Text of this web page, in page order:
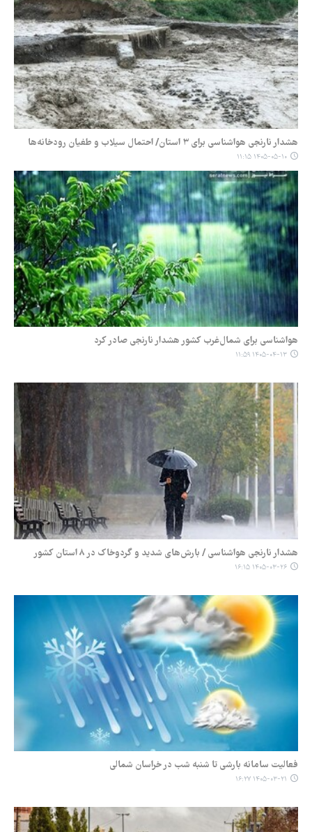
هشدار نارنجی هواشناسی برای ۳ استان/ احتمال سیلاب و طغیان رودخانه‌ها
۱۴۰۵-۰۵-۱۰ ۱۱:۱۵
هواشناسی برای شمال‌غرب کشور هشدار نارنجی صادر کرد
۱۴۰۵-۰۴-۱۳ ۱۱:۵۹
هشدار نارنجی هواشناسی / بارش‌های شدید و گردوخاک در ۸ استان کشور
۱۴۰۵-۰۳-۲۶ ۱۶:۱۵
فعالیت سامانه بارشی تا شنبه شب در خراسان شمالی
۱۴۰۵-۰۳-۲۱ ۱۶:۲۷